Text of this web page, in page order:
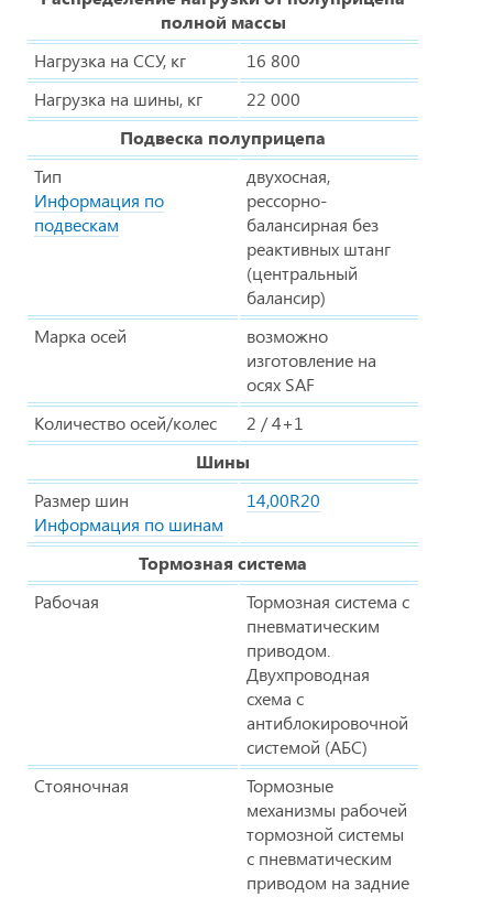
полной массы
Нагрузка на ССУ, кг
16 800
Нагрузка на шины, кг
22 000
Подвеска полуприцепа
Тип
Информация по
подвескам
двухосная,
рессорно-
балансирная без
реактивных штанг
(центральный
балансир)
Марка осей
возможно
изготовление на
осях SAF
Количество осей/колес
2 / 4+1
Шины
Размер шин
Информация по шинам
14,00R20
Тормозная система
Рабочая
Тормозная система с
пневматическим
приводом.
Двухпроводная
схема с
антиблокировочной
системой (АБС)
Стояночная
Тормозные
механизмы рабочей
тормозной системы
с пневматическим
приводом на задние